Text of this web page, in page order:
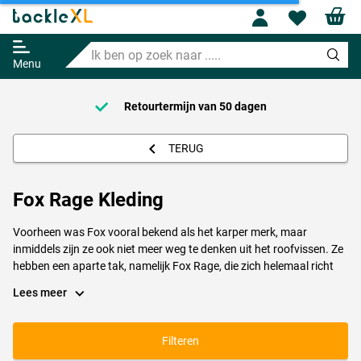
Menu
Ik
ben
op
naar
Profile
Voor 23:59 Besteld = Morgen in
TERUG
Fox Rage Kleding
Voorheen was Fox vooral bekend als het karper merk, maar
inmiddels zijn ze ook niet meer weg te denken uit het roofvissen. Ze
hebben een aparte tak, namelijk Fox Rage, die zich helemaal richt
leveren topkwaliteit spullen, van hengels tot kunstaas. Natuurlijk wil
favoriete merk. Fox Rage kleding is dan de uitkomst voor jou. Fox
Lees meer
Filteren